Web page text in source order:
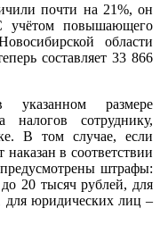
почти на 21%, он
учётом повышающего
области
составляет 33 866
указанном размере
сотруднику,
В том случае, если
в соответствии
штрафы:
20 тысяч рублей, для
юридических лиц –